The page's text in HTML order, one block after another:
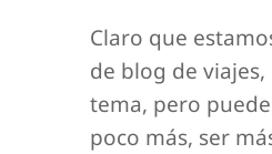
Claro que
de blog de viajes,
tema, pero
poco más, ser